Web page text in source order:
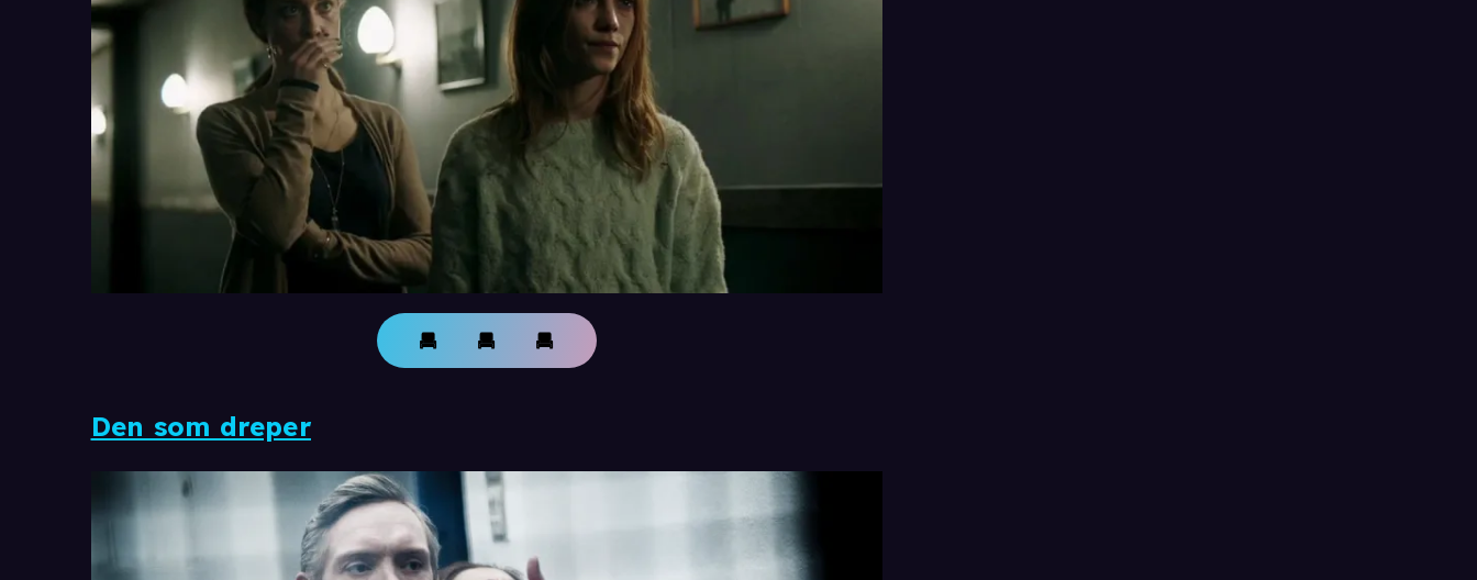
Den som dreper